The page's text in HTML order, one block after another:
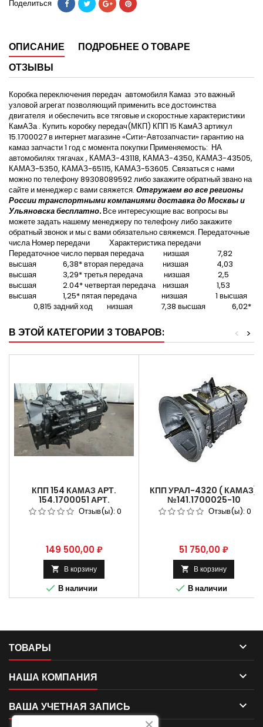
Поделиться
ОПИСАНИЕ
ПОДРОБНЕЕ О ТОВАРЕ
ОТЗЫВЫ
Коробка переключения передач автомобиля Камаз это важный
узловой агрегат позволяющий применить все достоинства
двигателя и обеспечить все тяговые и скоростные характеристики
КамАЗа . Купить коробку передач(МКП) КПП 15 КамАЗ артикул
15.1700027 в интернет магазине «Сити-Автозапчасти» гарантию на
камаз запчасти 1 год с момента покупки Применяемость: НА
автомобилях тягачах , КАМАЗ-43118, КАМАЗ-4350, КАМАЗ-43505,
КАМАЗ-5350, КАМАЗ-65115, КАМАЗ-53605. Связаться с нами
можно по телефону 89308089592 либо закажите обратный звано на
сайте и менеджер с вами свяжется. Отгружаем во все регионы
России транспортными компаниями доставка до Москвы и
Ульяновска бесплатно. Все интересующие вас вопросы вы
можете задать нашему менеджеру по телефону либо закажите
обратный звонок и мы с вами обязательно свяжемся. Передаточные
числа Номер передачи Характеристика передачи
Передаточное число первая передача низшая 7,82
высшая 6,38* вторая передача низшая 4,03
высшая 3,29* третья передача низшая 2,5
высшая 2.04* четвертая передача низшая 1,53
высшая 1,25* пятая передача низшая 1 высшая
0,815 задний ход низшая 7,38 высшая 6,02*
В ЭТОЙ КАТЕГОРИИ 3 ТОВАРОВ: >
<
КПП 154 КАМАЗ АРТ.
154.1700051 АРТ.
154.1700051-20
Отзыв(ы): 0
Цена
149 500,00 ₽
 В корзину
 В наличии
КПП УРАЛ-4320 ( КАМАЗ)
№141.1700025-10
Отзыв(ы): 0
Цена
51 750,00 ₽
 В корзину
 В наличии
ТОВАРЫ 
НАША КОМПАНИЯ 
ВАША УЧЕТНАЯ ЗАПИСЬ 